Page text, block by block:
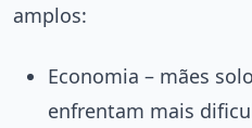
amplos:
Economia – mães
enfrentam mais